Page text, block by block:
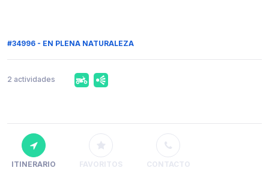
#34996 - EN PLENA NATURALEZA
2 actividades
ITINERARIO FAVORITOS CONTACTO